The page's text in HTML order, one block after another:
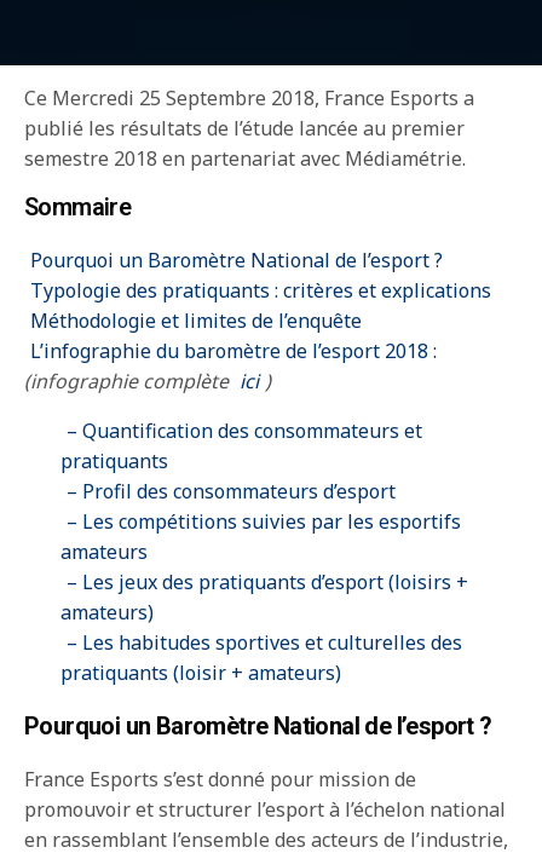
Ce Mercredi 25 Septembre 2018, France Esports a
publié les résultats de l’étude lancée au premier
semestre 2018 en partenariat avec Médiamétrie.
Sommaire
Pourquoi un Baromètre National de l’esport ?
Typologie des pratiquants : critères et explications
Méthodologie et limites de l’enquête
L’infographie du baromètre de l’esport 2018 :
(infographie complète ici )
– Quantification des consommateurs et
pratiquants
– Profil des consommateurs d’esport
– Les compétitions suivies par les esportifs
amateurs
– Les jeux des pratiquants d’esport (loisirs +
amateurs)
– Les habitudes sportives et culturelles des
pratiquants (loisir + amateurs)
Pourquoi un Baromètre National de l’esport ?
France Esports s’est donné pour mission de
promouvoir et structurer l’esport à l’échelon national
en rassemblant l’ensemble des acteurs de l’industrie,